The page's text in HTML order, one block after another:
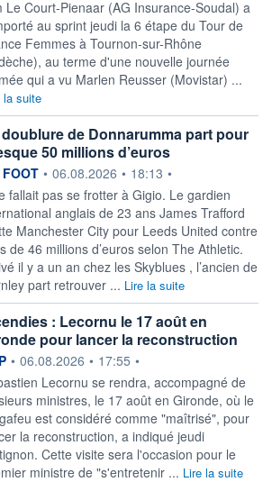
​Le Court-Pienaar (AG Insurance-Soudal) a
au sprint jeudi la 6 étape du ​Tour de
Femmes à Tournon-sur-Rhône
au ​terme d'une nouvelle ⁠journée
qui a vu ‌Marlen Reusser (Movistar) ...
la suite
de Donnarumma part pour
50 millions d’euros
fournie par
• 06.08.2026 • 18:13 •
fallait pas se frotter à Gigio. Le gardien
anglais de 23 ans James Trafford
Manchester City pour Leeds United contre
de 46 millions d’euros selon The Athletic.
il y a un an chez les Skyblues , l’ancien de
part retrouver ... Lire la suite
: Lecornu le 17 août en
pour lancer la reconstruction
fournie par
• 06.08.2026 • 17:55 •
Lecornu se rendra, accompagné de
ministres, le 17 août en Gironde, où le
est considéré comme "maîtrisé", pour
la reconstruction, a indiqué jeudi
Cette visite sera l'occasion pour le
ministre de "s'entretenir ... Lire la suite